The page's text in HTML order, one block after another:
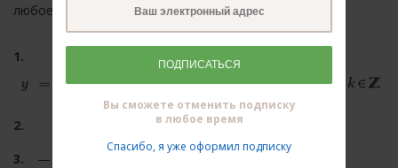
любое,
— неотъемлемое целое или нуль
ПОДПИСАТЬСЯ
Вы сможете отменить подписку
в любое время
Спасибо, я уже оформил подписку